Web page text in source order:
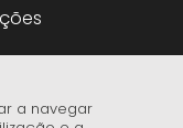
a navegar